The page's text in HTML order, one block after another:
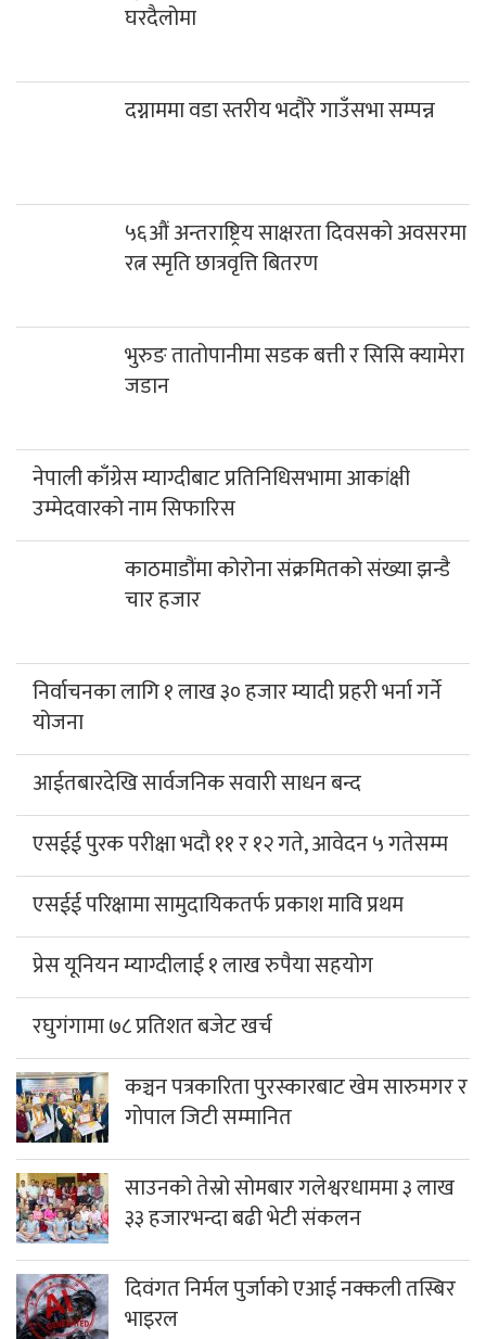
घरदैलोमा
दग्नाममा वडा स्तरीय भदौरे गाउँसभा सम्पन्न
५६औं अन्तराष्ट्रिय साक्षरता दिवसको अवसरमा
रत्न स्मृति छात्रवृत्ति बितरण
भुरुङ तातोपानीमा सडक बत्ती र सिसि क्यामेरा
जडान
नेपाली काँग्रेस म्याग्दीबाट प्रतिनिधिसभामा आकांक्षी
उम्मेदवारको नाम सिफारिस
काठमाडौंमा कोरोना संक्रमितको संख्या झन्डै
चार हजार
निर्वाचनका लागि १ लाख ३० हजार म्यादी प्रहरी भर्ना गर्ने
योजना
आईतबारदेखि सार्वजनिक सवारी साधन बन्द
एसईई पुरक परीक्षा भदौ ११ र १२ गते, आवेदन ५ गतेसम्म
एसईई परिक्षामा सामुदायिकतर्फ प्रकाश मावि प्रथम
प्रेस यूनियन म्याग्दीलाई १ लाख रुपैया सहयोग
रघुगंगामा ७८ प्रतिशत बजेट खर्च
कञ्चन पत्रकारिता पुरस्कारबाट खेम सारुमगर र
गोपाल जिटी सम्मानित
साउनको तेस्रो सोमबार गलेश्वरधाममा ३ लाख
३३ हजारभन्दा बढी भेटी संकलन
दिवंगत निर्मल पुर्जाको एआई नक्कली तस्बिर
भाइरल